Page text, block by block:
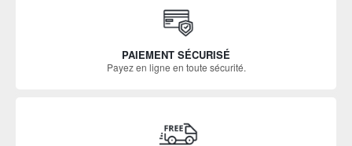
PAIEMENT SÉCURISÉ
Payez en ligne en toute sécurité.